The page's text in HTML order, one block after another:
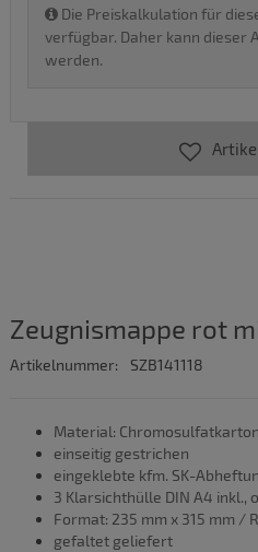
Die Preiskalkulation für
verfügbar. Daher kann dieser
werden.
Zeugnismappe rot
Artikelnummer: SZB141118
Material:
einseitig gestrichen
eingeklebte kfm. SK-
3 Klarsichthülle DIN A4 inkl.,
Format: 235 mm x 315 mm /
gefaltet geliefert